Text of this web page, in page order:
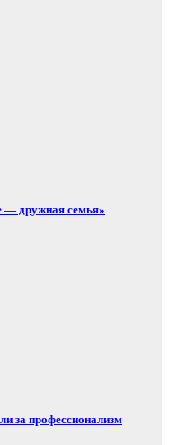
— дружная семья»
за профессионализм